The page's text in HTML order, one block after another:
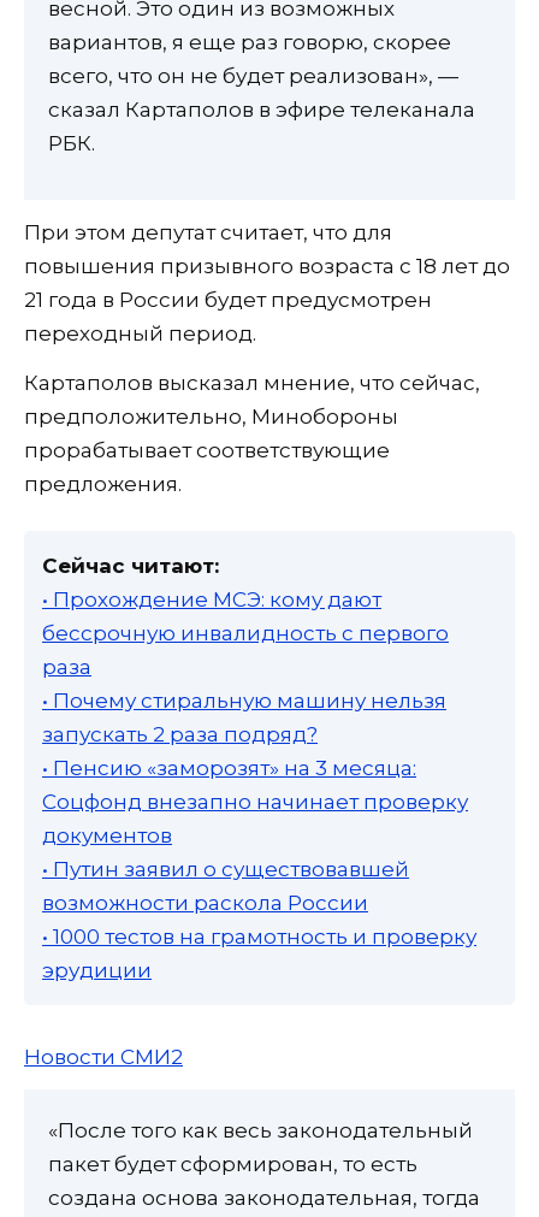
весной. Это один из возможных
вариантов, я еще раз говорю, скорее
всего, что он не будет реализован», —
сказал Картаполов в эфире телеканала
РБК.
При этом депутат считает, что для
повышения призывного возраста с 18 лет до
21 года в России будет предусмотрен
переходный период.
Картаполов высказал мнение, что сейчас,
предположительно, Минобороны
прорабатывает соответствующие
предложения.
Сейчас читают:
• Прохождение МСЭ: кому дают
бессрочную инвалидность с первого
раза
• Почему стиральную машину нельзя
запускать 2 раза подряд?
• Пенсию «заморозят» на 3 месяца:
Соцфонд внезапно начинает проверку
документов
• Путин заявил о существовавшей
возможности раскола России
• 1000 тестов на грамотность и проверку
эрудиции
Новости СМИ2
«После того как весь законодательный
пакет будет сформирован, то есть
создана основа законодательная, тогда